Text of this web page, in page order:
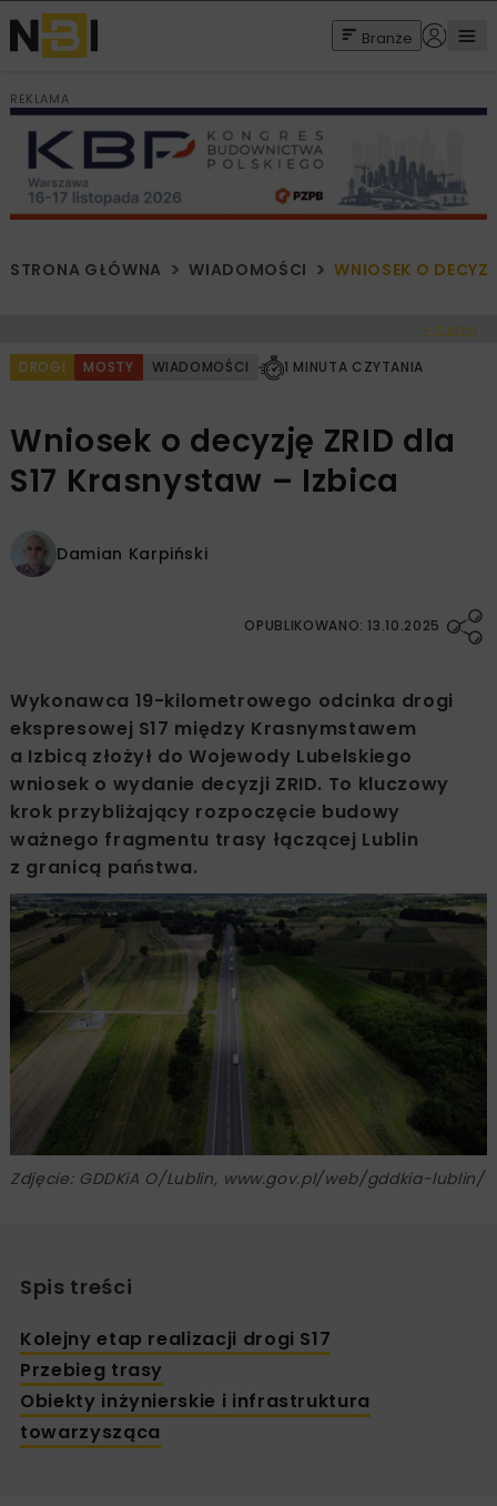
Branże
REKLAMA
STRONA GŁÓWNA WIADOMOŚCI WNIOSEK O
< Cofnij
DROGI MOSTY WIADOMOŚCI 1 MINUTA CZYTANIA
Wniosek o decyzję ZRID dla
S17 Krasnystaw – Izbica
Damian Karpiński
OPUBLIKOWANO: 13.10.2025
Wykonawca 19-kilometrowego odcinka drogi
ekspresowej S17 między Krasnymstawem
a Izbicą złożył do Wojewody Lubelskiego
wniosek o wydanie decyzji ZRID. To kluczowy
krok przybliżający rozpoczęcie budowy
ważnego fragmentu trasy łączącej Lublin
z granicą państwa.
Zdjęcie: GDDKiA O/Lublin, www.gov.pl/web/gddkia-lublin/
Spis treści
Kolejny etap realizacji drogi S17
Przebieg trasy
Obiekty inżynierskie i infrastruktura
towarzysząca